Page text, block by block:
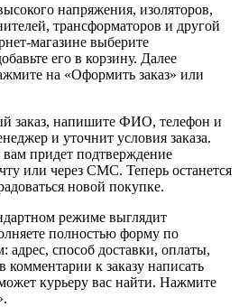
напряжения, изоляторов,
трансформаторов и другой
магазине выберите
его в корзину. Далее
на «Оформить заказ» или
заказ, напишите ФИО, телефон и
и уточнит условия заказа.
вам придет подтверждение
или через СМС. Теперь останется
новой покупке.
режиме выглядит
полностью форму по
адрес, способ доставки, оплаты,
комментарии к заказу написать
курьеру вас найти. Нажмите